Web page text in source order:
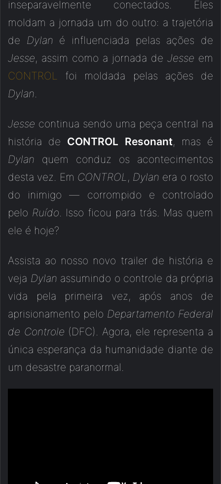
inseparavelmente conectados. Eles
moldam a jornada um do outro: a trajetória
de Dylan é influenciada pelas ações de
Jesse, assim como a jornada de Jesse em
CONTROL
foi moldada pelas ações de
Dylan
Jesse continua sendo uma peça central na
história de CONTROL Resonant, mas é
Dylan quem conduz os acontecimentos
desta vez. Em CONTROL , Dylan era o rosto
do inimigo — corrompido e controlado
pelo Ruído . Isso ficou para trás. Mas quem
ele é hoje?
Assista ao nosso novo trailer de história e
veja Dylan assumindo o controle da própria
vida pela primeira vez, após anos de
aprisionamento pelo Departamento Federal
de Controle (DFC). Agora, ele representa a
única esperança da humanidade diante de
um desastre paranormal.